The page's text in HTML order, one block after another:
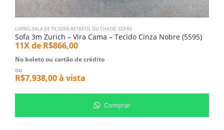
LIVING,SALA DE TV,SOFÁ RETRÁTIL OU CHAISE,SOFÁS
Sofa 3m Zurich – Vira Cama – Tecido Cinza Nobre (5595)
11X de R$866,00
No boleto ou cartão de crédito
ou
R$7.938,00à vista
Comprar